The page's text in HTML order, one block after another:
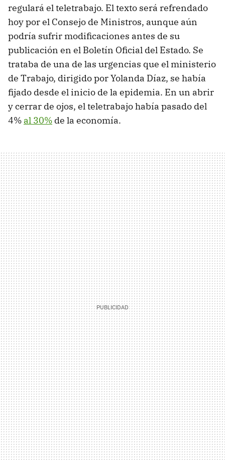
regulará el teletrabajo. El texto será refrendado
hoy por el Consejo de Ministros, aunque aún
podría sufrir modificaciones antes de su
publicación en el Boletín Oficial del Estado. Se
trataba de una de las urgencias que el ministerio
de Trabajo, dirigido por Yolanda Díaz, se había
fijado desde el inicio de la epidemia. En un abrir
y cerrar de ojos, el teletrabajo había pasado del
4% al 30% de la economía.